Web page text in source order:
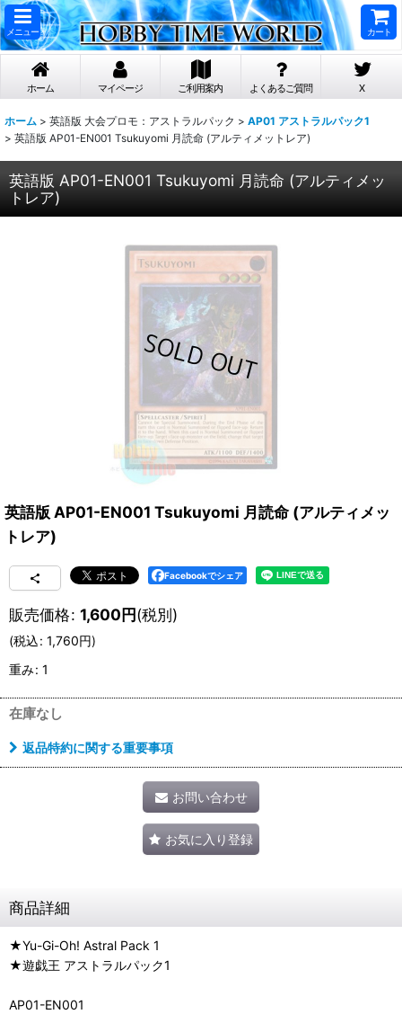
メニュー カート
ホーム マイページ ご利用案内 よくあるご質問 X
ホーム > 英語版 大会プロモ：アストラルパック > AP01 アストラルパック1
> 英語版 AP01-EN001 Tsukuyomi 月読命 (アルティメットレア)
英語版 AP01-EN001 Tsukuyomi 月読命 (アルティメッ
トレア)
英語版 AP01-EN001 Tsukuyomi 月読命 (アルティメッ
トレア)
Facebookでシェア
販売価格: 1,600円(税別)
(税込: 1,760円)
重み: 1
在庫なし
返品特約に関する重要事項
お問い合わせ
お気に入り登録
商品詳細
★Yu-Gi-Oh! Astral Pack 1
★遊戯王 アストラルパック1
AP01-EN001